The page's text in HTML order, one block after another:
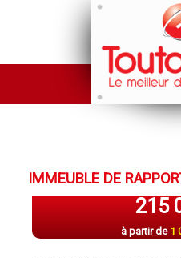
IMMEUBLE DE
215
à partir de 1